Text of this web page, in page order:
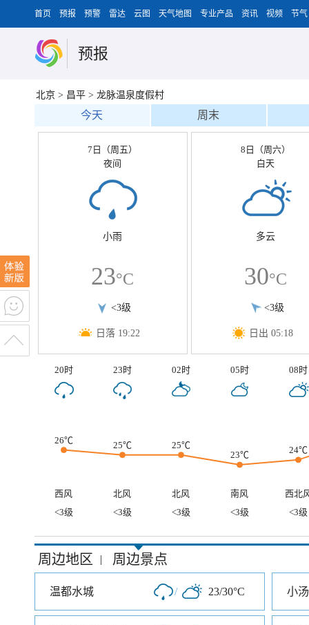
首页 预报 预警 雷达 云图 天气地图 专业产品 资讯 视频 节气
预报
北京 > 昌平 > 龙脉温泉度假村
今天 周末
7日（周五）
夜间
小雨
23°C
<3级
日落 19:22
8日（周六）
白天
多云
30°C
<3级
日出 05:18
20时 23时 02时 05时 08时
26℃ 25℃
25℃
23℃
24℃
西风 北风 北风 南风
西北
<3级
<3级 <3级 <3级 <3级
周边地区 | 周边景点
温都水城 / 23/30°C